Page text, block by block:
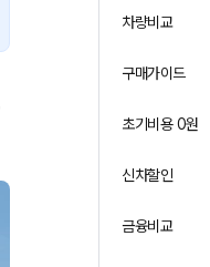
차량비교
구매가이드
초기비용 0원
신차할인
금융비교